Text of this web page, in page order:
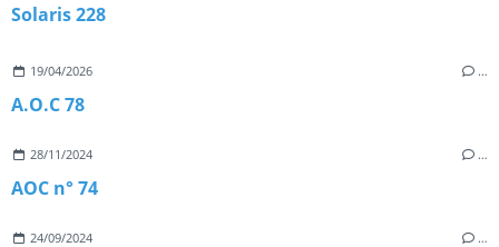
Solaris 228
19/04/2026 …
A.O.C 78
28/11/2024 …
AOC n° 74
24/09/2024 …